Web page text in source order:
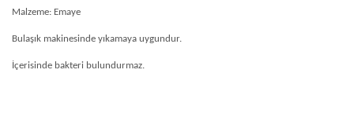
Malzeme: Emaye
Bulaşık makinesinde yıkamaya uygundur.
İçerisinde bakteri bulundurmaz.